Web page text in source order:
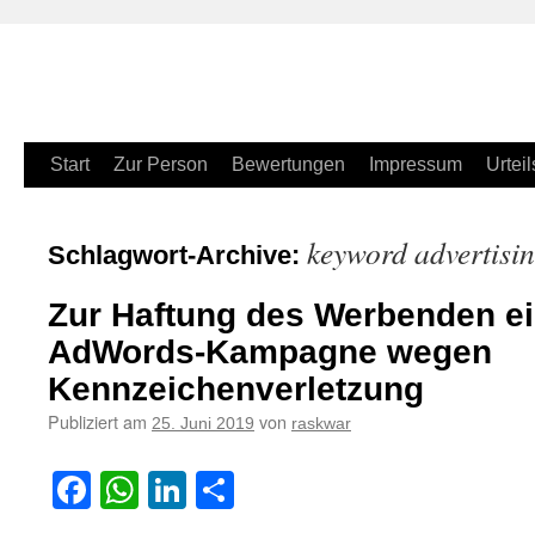
Zum
springen
Start Zur Person Bewertungen Impressum
Schlagwort-Archive: keyword
Zur Haftung des Werbenden
AdWords-Kampagne wegen
Kennzeichenverletzung
Publiziert am 25. Juni 2019 von raskwar
Facebook
WhatsApp
LinkedIn